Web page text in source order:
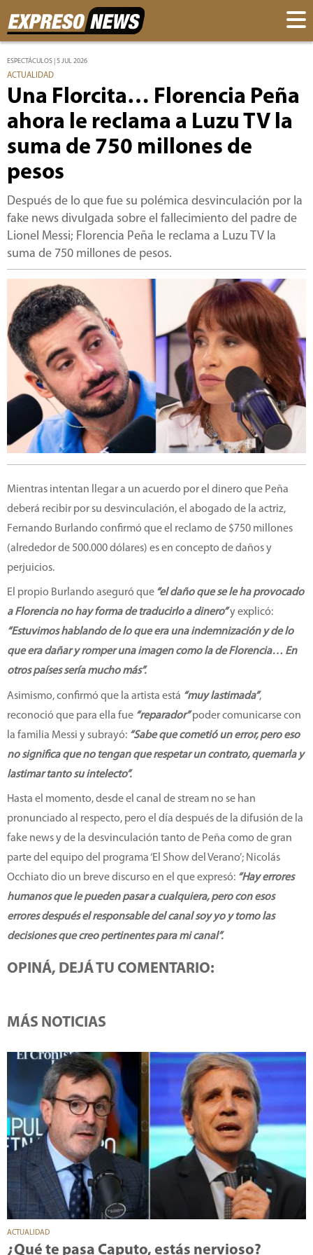
ESPECTÁCULOS | 5 JUL 2026
ACTUALIDAD
Una Florcita… Florencia Peña
ahora le reclama a Luzu TV la
suma de 750 millones de
pesos
Después de lo que fue su polémica desvinculación por la
fake news divulgada sobre el fallecimiento del padre de
Lionel Messi; Florencia Peña le reclama a Luzu TV la
suma de 750 millones de pesos.
Mientras intentan llegar a un acuerdo por el dinero que Peña
deberá recibir por su desvinculación, el abogado de la actriz,
Fernando Burlando confirmó que el reclamo de $750 millones
(alrededor de 500.000 dólares) es en concepto de daños y
perjuicios.
El propio Burlando aseguró que “el daño que se le ha provocado
a Florencia no hay forma de traducirlo a dinero”y explicó:
“Estuvimos hablando de lo que era una indemnización y de lo
que era dañar y romper una imagen como la de Florencia… En
otros países sería mucho más”.
Asimismo, confirmó que la artista está “muy lastimada”,
reconoció que para ella fue “reparador”poder comunicarse con
la familia Messi y subrayó: “Sabe que cometió un error, pero eso
no significa que no tengan que respetar un contrato, quemarla y
lastimar tanto su intelecto”.
Hasta el momento, desde el canal de stream no se han
pronunciado al respecto, pero el día después de la difusión de la
fake news y de la desvinculación tanto de Peña como de gran
parte del equipo del programa ‘El Show del Verano’; Nicolás
Occhiato dio un breve discurso en el que expresó: “Hay errores
humanos que le pueden pasar a cualquiera, pero con esos
errores después el responsable del canal soy yo y tomo las
decisiones que creo pertinentes para mi canal”.
OPINÁ, DEJÁ TU COMENTARIO:
MÁS NOTICIAS
ACTUALIDAD
¿Qué te pasa Caputo, estás nervioso?